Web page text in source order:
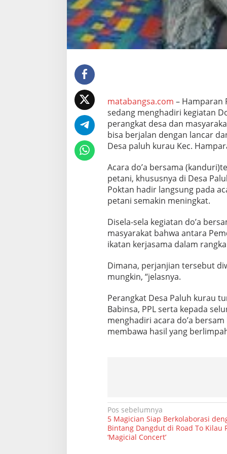
B
e
n
i
h
M
a
n
g
M
u
s
m
T
a
a
P
a
d
matabangsa.com – Hamparan
sedang menghadiri kegiatan
perangkat desa dan
bisa berjalan dengan lancar
Desa paluh kurau Kec.
Acara do’a bersama
petani, khususnya di Desa
Poktan hadir langsung pada
petani semakin meningkat.
Disela-sela kegiatan do’a
masyarakat bahwa antara
ikatan kerjasama dalam
Dimana, perjanjian tersebut
mungkin, “jelasnya.
Perangkat Desa Paluh kurau
Babinsa, PPL serta kepada
menghadiri acara do’a
membawa hasil yang
N
a
v
Pos sebelumnya
5 Magician Siap Berkolaborasi
Bintang Dangdut di Road To Kilau
‘Magicial Concert’